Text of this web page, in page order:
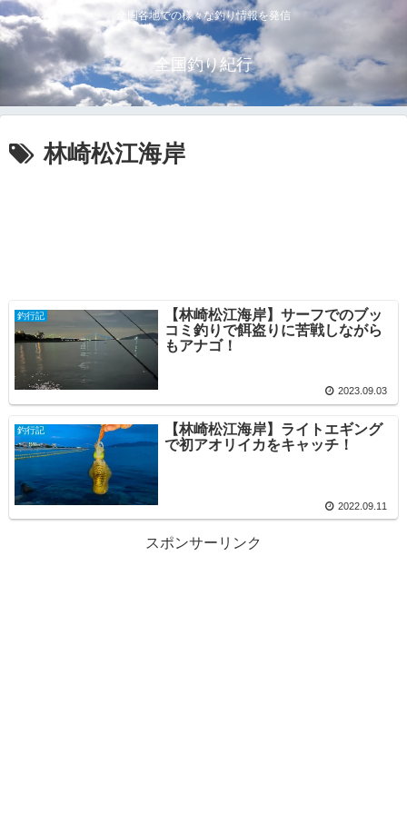
全国各地での様々な釣り情報を発信
全国釣り紀行
林崎松江海岸
釣行記
【林崎松江海岸】サーフでのブッ
コミ釣りで餌盗りに苦戦しながら
もアナゴ！
2023.09.03
釣行記
【林崎松江海岸】ライトエギング
で初アオリイカをキャッチ！
2022.09.11
スポンサーリンク